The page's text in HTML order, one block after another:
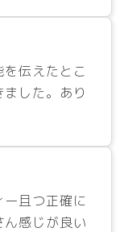
伝えたとこ
した。あり
ー且つ正確に
ん感じが良い